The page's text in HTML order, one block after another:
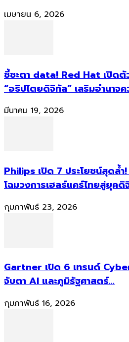
เมษายน 6, 2026
ชี้ชะตา data! Red Hat เปิดตั
“อธิปไตยดิจิทัล” เสริมอำนาจ
มีนาคม 19, 2026
Philips เปิด 7 ประโยชน์สุดล้ำ
โฉมวงการเฮลธ์แคร์ไทยสู่ยุคดิ
กุมภาพันธ์ 23, 2026
Gartner เปิด 6 เทรนด์
จับตา AI และภูมิรัฐศาสตร์...
กุมภาพันธ์ 16, 2026